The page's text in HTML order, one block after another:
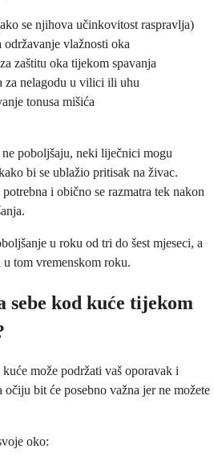
se njihova učinkovitost raspravlja)
vlažnosti oka
zaštitu oka tijekom spavanja
nelagodu u vilici ili uhu
tonusa mišića
poboljšaju, neki liječnici mogu
bi se ublažio pritisak na živac.
i obično se razmatra tek nakon
u roku od tri do šest mjeseci, a
tom vremenskom roku.
sebe kod kuće tijekom
može podržati vaš oporavak i
bit će posebno važna jer ne možete
oko: